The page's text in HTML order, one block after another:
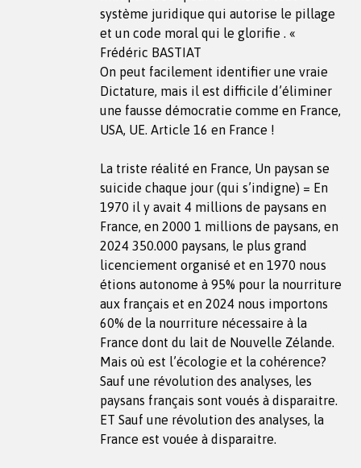
système juridique qui autorise le pillage
et un code moral qui le glorifie . «
Frédéric BASTIAT
On peut facilement identifier une vraie
Dictature, mais il est difficile d’éliminer
une fausse démocratie comme en France,
USA, UE. Article 16 en France !
La triste réalité en France, Un paysan se
suicide chaque jour (qui s’indigne) = En
1970 il y avait 4 millions de paysans en
France, en 2000 1 millions de paysans, en
2024 350.000 paysans, le plus grand
licenciement organisé et en 1970 nous
étions autonome à 95% pour la nourriture
aux français et en 2024 nous importons
60% de la nourriture nécessaire à la
France dont du lait de Nouvelle Zélande.
Mais où est l’écologie et la cohérence?
Sauf une révolution des analyses, les
paysans français sont voués à disparaitre.
ET Sauf une révolution des analyses, la
France est vouée à disparaitre.